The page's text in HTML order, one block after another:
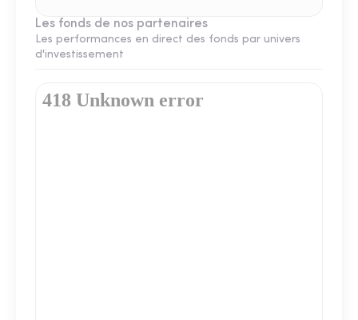
Les fonds de nos partenaires
Les performances en direct des fonds par univers
d'investissement